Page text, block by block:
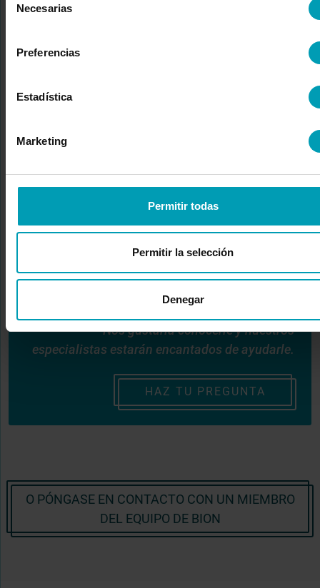
Necesarias
Preferencias
Estadística
Marketing
Permitir todas
Permitir la selección
Denegar
vinculante para nuestros productos? Solicite
¿Alguna pregunta?
servicios y al know-how de Bion International.
Nos gustaría conocerle y nuestros
especialistas estarán encantados de ayudarle.
HAZ TU PREGUNTA
O PÓNGASE EN CONTACTO CON UN MIEMBRO
DEL EQUIPO DE BION